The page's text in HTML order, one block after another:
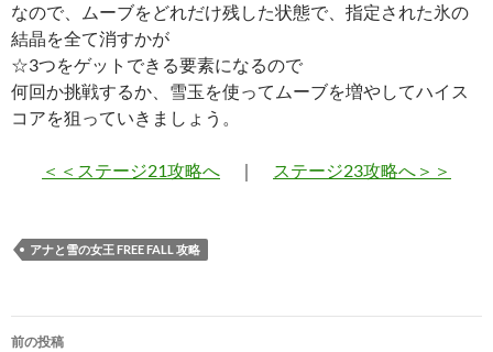
なので、ムーブをどれだけ残した状態で、指定された氷の
結晶を全て消すかが
☆3つをゲットできる要素になるので
何回か挑戦するか、雪玉を使ってムーブを増やしてハイス
コアを狙っていきましょう。
＜＜ステージ21攻略へ ｜ ステージ23攻略へ＞＞
アナと雪の女王 FREE FALL 攻略
投
前の投稿